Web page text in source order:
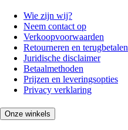
Wie zijn wij?
Neem contact op
Verkoopvoorwaarden
Retourneren en terugbetalen
Juridische disclaimer
Betaalmethoden
Prijzen en leveringsopties
Privacy verklaring
Onze winkels